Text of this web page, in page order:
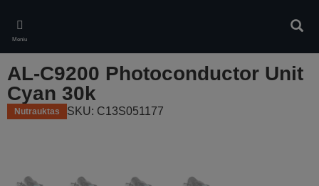
main
content
Meniu
AL-C9200 Photoconductor Unit
Cyan 30k
Nutrauktas SKU: C13S051177